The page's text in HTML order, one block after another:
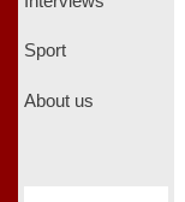
Sport
About us